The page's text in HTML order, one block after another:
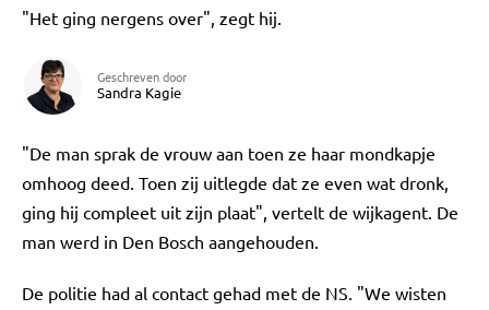
"Het ging nergens over", zegt hij.
Geschreven door
Sandra Kagie
"De man sprak de vrouw aan toen ze haar mondkapje
omhoog deed. Toen zij uitlegde dat ze even wat dronk,
ging hij compleet uit zijn plaat", vertelt de wijkagent. De
man werd in Den Bosch aangehouden.
De politie had al contact gehad met de NS. "We wisten